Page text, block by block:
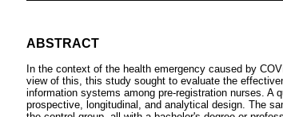
ABSTRACT
In the context of the health emergency caused by
view of this, this study sought to evaluate the
information systems among pre-registration nurses. A
prospective, longitudinal, and analytical design. The